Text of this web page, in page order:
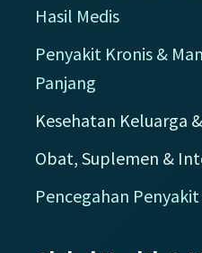
Hasil Medis
Penyakit Kronis &
Panjang
Kesehatan Keluarga
Obat, Suplemen &
Pencegahan